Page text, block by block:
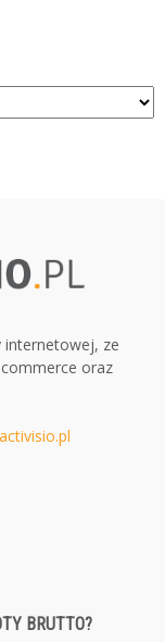
internetowej, ze
oraz
BRUTTO?